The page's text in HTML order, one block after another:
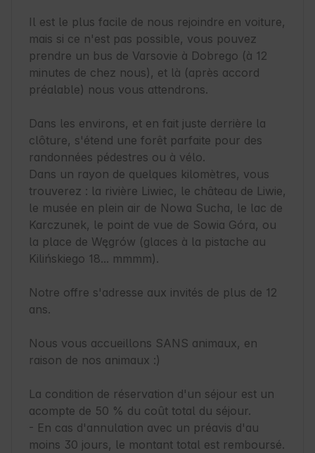
Il est le plus facile de nous rejoindre en voiture,
mais si ce n'est pas possible, vous pouvez
prendre un bus de Varsovie à Dobrego (à 12
minutes de chez nous), et là (après accord
préalable) nous vous attendrons.
Dans les environs, et en fait juste derrière la
clôture, s'étend une forêt parfaite pour des
randonnées pédestres ou à vélo.
Dans un rayon de quelques kilomètres, vous
trouverez : la rivière Liwiec, le château de Liwie,
le musée en plein air de Nowa Sucha, le lac de
Karczunek, le point de vue de Sowia Góra, ou
la place de Węgrów (glaces à la pistache au
Kilińskiego 18... mmmm).
Notre offre s'adresse aux invités de plus de 12
ans.
Nous vous accueillons SANS animaux, en
raison de nos animaux :)
La condition de réservation d'un séjour est un
acompte de 50 % du coût total du séjour.
- En cas d'annulation avec un préavis d'au
moins 30 jours, le montant total est remboursé.